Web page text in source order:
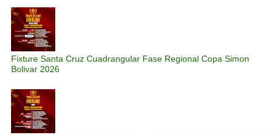
Fixture Santa Cruz Cuadrangular Fase Regional Copa Simon
Bolivar 2026